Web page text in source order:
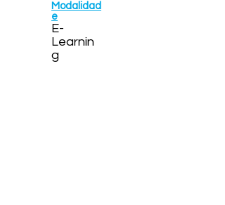
Modalidad
e
E-
Learnin
g